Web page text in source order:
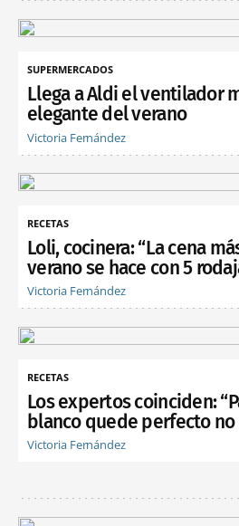
SUPERMERCADOS
Llega a Aldi el ventilador
elegante del verano
Victoria Fernández
RECETAS
Loli, cocinera: “La cena
verano se hace con 5
Victoria Fernández
RECETAS
Los expertos coinciden:
blanco quede perfecto no
Victoria Fernández